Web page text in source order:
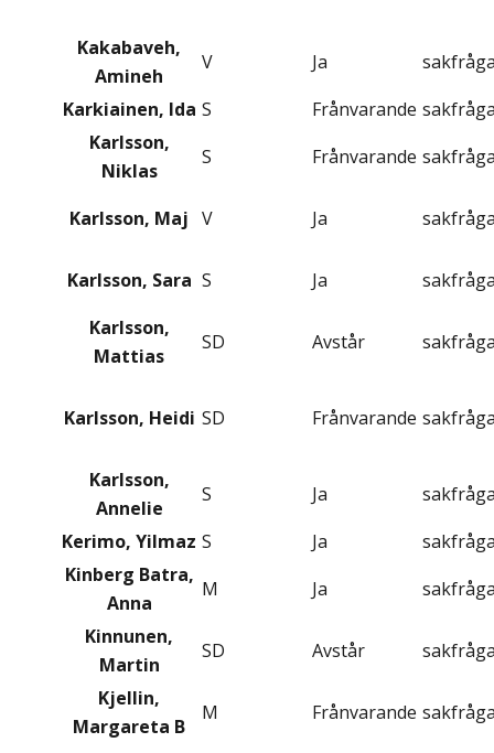
Kakabaveh,
Amineh
V Ja
Karkiainen, Ida S Frånvarande
Karlsson,
Niklas
S Frånvarande
Karlsson, Maj V Ja
Karlsson, Sara S Ja
Karlsson,
Mattias
SD Avstår
Karlsson, Heidi SD Frånvarande
Karlsson,
Annelie
S Ja
Kerimo, Yilmaz S Ja
Kinberg Batra,
Anna
M Ja
Kinnunen,
Martin
SD Avstår
Kjellin,
Margareta B
M Frånvarande